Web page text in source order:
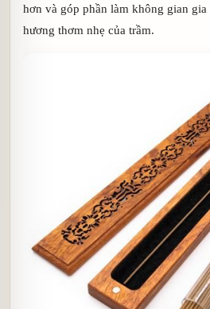
hơn và góp phần làm không gian
hương thơm nhẹ của trầm.